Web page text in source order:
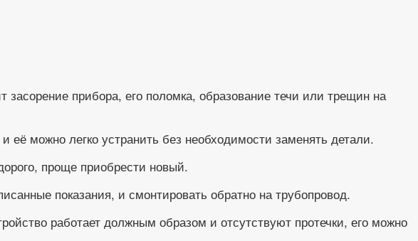
засорение прибора, его поломка, образование течи или трещин на
её можно легко устранить без необходимости заменять детали.
проще приобрести новый.
показания, и смонтировать обратно на трубопровод.
работает должным образом и отсутствуют протечки, его можно